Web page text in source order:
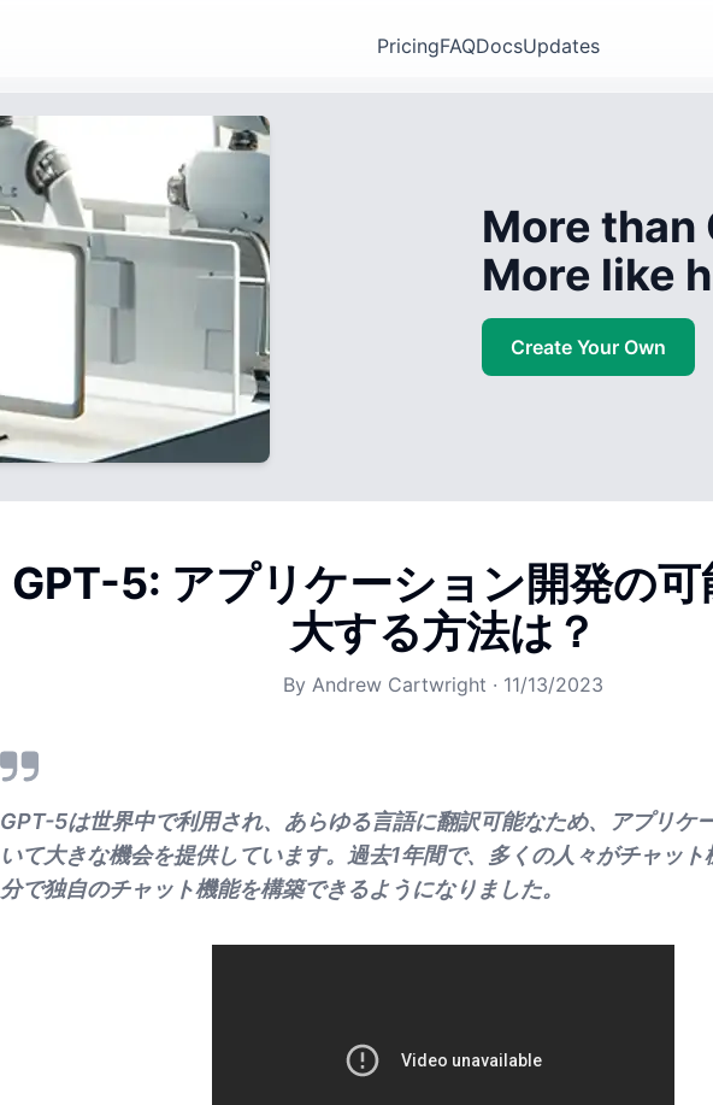
PricingFAQDocsUpdates
More than
More like
Create Your Own
GPT-5: アプリケーション開発の可
大する方法は？
By Andrew Cartwright · 11/13/2023
GPT-5は世界中で利用され、あらゆる言語に翻訳可能なため、アプリケ
いて大きな機会を提供しています。過去1年間で、多くの人々がチャッ
分で独自のチャット機能を構築できるようになりました。